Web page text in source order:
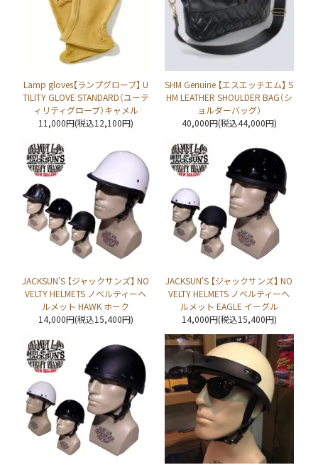
Lamp gloves【ランプグローブ】 U
TILITY GLOVE STANDARD（ユーテ
ィリティグローブ）キャメル
11,000円(税込12,100円)
SHM Genuine 【エスエッチエム】 S
HM LEATHER SHOULDER BAG（シ
ョルダーバッグ）
40,000円(税込44,000円)
JACKSUN'S 【ジャックサンズ】 NO
VELTY HELMETS ノベルティーヘ
ルメット HAWK ホーク
14,000円(税込15,400円)
JACKSUN'S 【ジャックサンズ】 NO
VELTY HELMETS ノベルティーヘ
ルメット EAGLE イーグル
14,000円(税込15,400円)